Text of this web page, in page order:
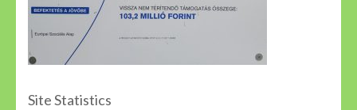
Site Statistics